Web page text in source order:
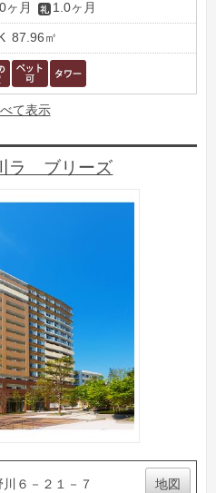
ヶ月 1.0ヶ月
87.96㎡
て表示
ラ ブリーズ
６－２１－７ 地図